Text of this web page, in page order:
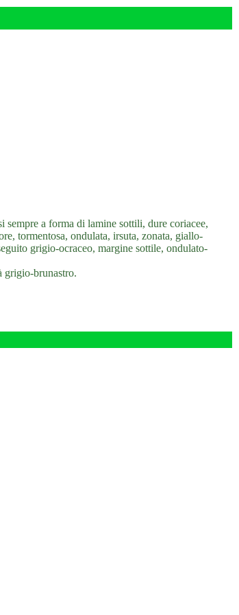
sempre a forma di lamine sottili, dure coriacee,
tormentosa, ondulata, irsuta, zonata, giallo-
grigio-ocraceo, margine sottile, ondulato-
grigio-brunastro.